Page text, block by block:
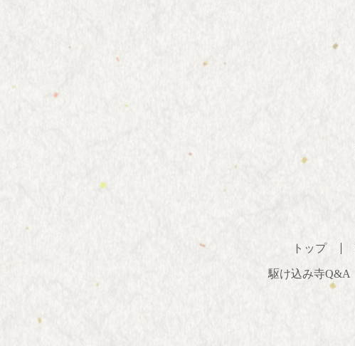
トップ
駆け込み寺Q&A